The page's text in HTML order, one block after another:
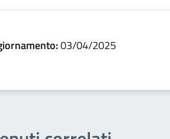
03/04/2025